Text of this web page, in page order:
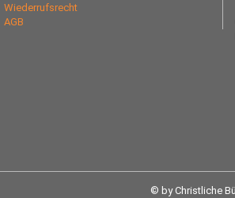
Wiederrufsrecht
AGB
© by Christliche